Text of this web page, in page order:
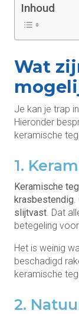
Inhoud
Wat
Je kan je trap in
Hieronder
keramische
1.
Keramische
krasbestendig
slijtvast . Dat
betegeling
Het is weinig
beschadigd
keramische
2.